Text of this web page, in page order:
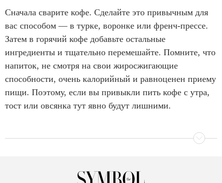
Сначала сварите кофе. Сделайте это привычным для
вас способом — в турке, воронке или френч-прессе.
Затем в горячий кофе добавьте остальные
ингредиенты и тщательно перемешайте. Помните, что
напиток, не смотря на свои жиросжигающие
способности, очень калорийный и равноценен приему
пищи. Поэтому, если вы привыкли пить кофе с утра,
тост или овсянка тут явно будут лишними.